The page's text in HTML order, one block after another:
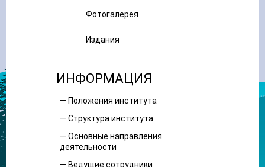
Фотогалерея
Издания
ИНФОРМАЦИЯ
— Положения института
— Структура института
— Основные направления
деятельности
— Ведущие сотрудники